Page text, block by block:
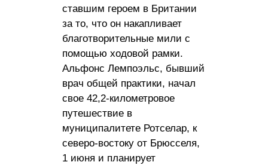
ставшим героем в Британии
за то, что он накапливает
благотворительные мили с
помощью ходовой рамки.
Альфонс Лемпоэльс, бывший
врач общей практики, начал
свое 42,2-километровое
путешествие в
муниципалитете Ротселар, к
северо-востоку от Брюсселя,
1 июня и планирует